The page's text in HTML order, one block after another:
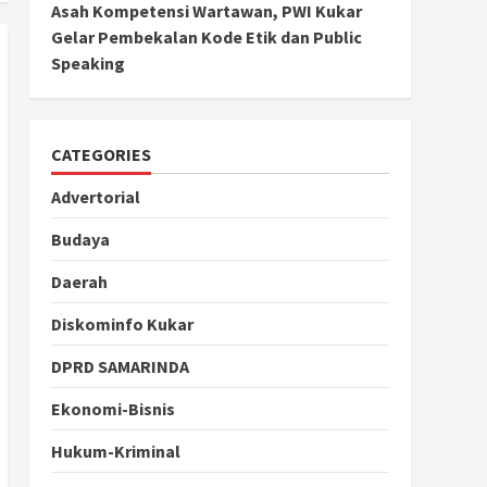
Asah Kompetensi Wartawan, PWI Kukar
Gelar Pembekalan Kode Etik dan Public
Speaking
CATEGORIES
Advertorial
Budaya
Daerah
Diskominfo Kukar
DPRD SAMARINDA
Ekonomi-Bisnis
Hukum-Kriminal